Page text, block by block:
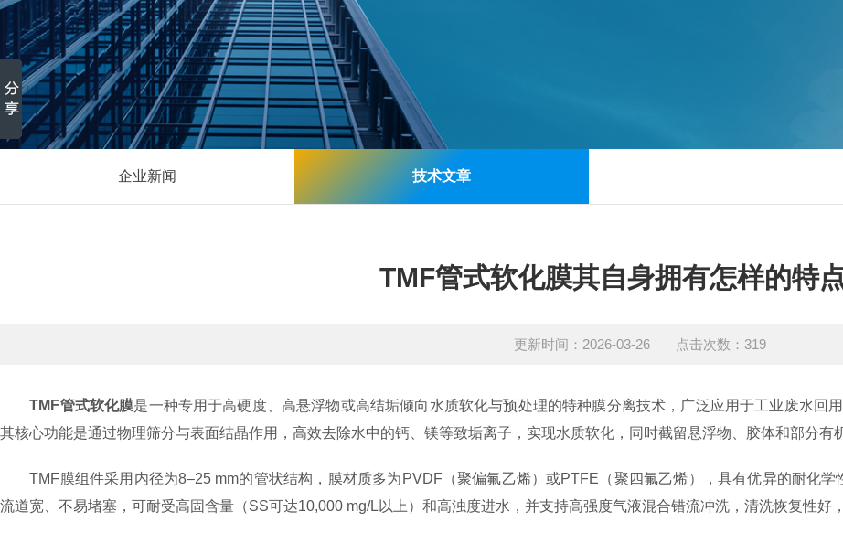
企业新闻 技术文章
TMF管式软化膜其自身拥有怎样的特
更新时间：2026-03-26 点击次数：319
TMF管式软化膜是一种专用于高硬度、高悬浮物或高结垢倾向水质软化与预处理的特种膜分离技术，广泛应用于工业废水回
其核心功能是通过物理筛分与表面结晶作用，高效去除水中的钙、镁等致垢离子，实现水质软化，同时截留悬浮物、胶体和部分有
TMF膜组件采用内径为8–25 mm的管状结构，膜材质多为PVDF（聚偏氟乙烯）或PTFE（聚四氟乙烯），具有优异的耐化学
流道宽、不易堵塞，可耐受高固含量（SS可达10,000 mg/L以上）和高浊度进水，并支持高强度气液混合错流冲洗，清洗恢复性好